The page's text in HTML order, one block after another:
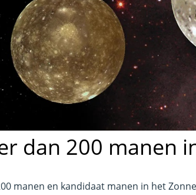
dan 200 manen
manen en kandidaat manen in het